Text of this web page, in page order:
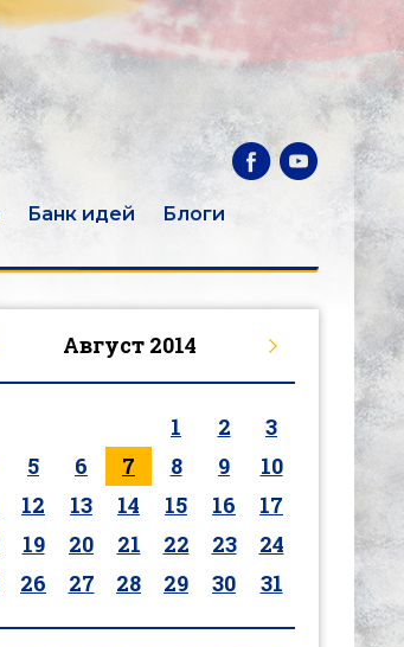
Банк идей
Блоги
Август 2014
1 2
3
5 6 7 8 9
10
12 13 14 15 16
17
19 20 21 22 23
24
26 27 28 29 30 31